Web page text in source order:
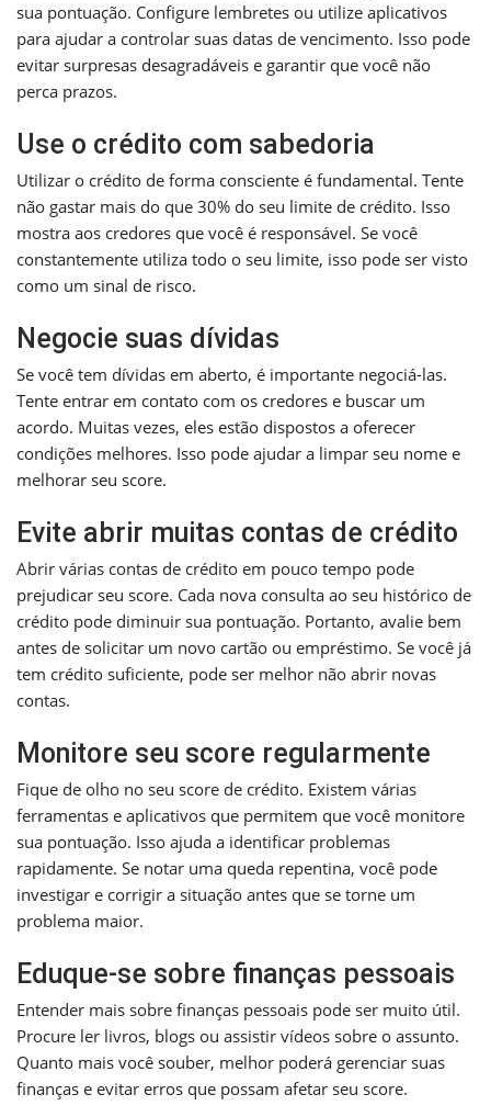
sua pontuação. Configure lembretes ou utilize aplicativos
para ajudar a controlar suas datas de vencimento. Isso pode
evitar surpresas desagradáveis e garantir que você não
perca prazos.
Use o crédito com sabedoria
Utilizar o crédito de forma consciente é fundamental. Tente
não gastar mais do que 30% do seu limite de crédito. Isso
mostra aos credores que você é responsável. Se você
constantemente utiliza todo o seu limite, isso pode ser visto
como um sinal de risco.
Negocie suas dívidas
Se você tem dívidas em aberto, é importante negociá-las.
Tente entrar em contato com os credores e buscar um
acordo. Muitas vezes, eles estão dispostos a oferecer
condições melhores. Isso pode ajudar a limpar seu nome e
melhorar seu score.
Evite abrir muitas contas de crédito
Abrir várias contas de crédito em pouco tempo pode
prejudicar seu score. Cada nova consulta ao seu histórico de
crédito pode diminuir sua pontuação. Portanto, avalie bem
antes de solicitar um novo cartão ou empréstimo. Se você já
tem crédito suficiente, pode ser melhor não abrir novas
contas.
Monitore seu score regularmente
Fique de olho no seu score de crédito. Existem várias
ferramentas e aplicativos que permitem que você monitore
sua pontuação. Isso ajuda a identificar problemas
rapidamente. Se notar uma queda repentina, você pode
investigar e corrigir a situação antes que se torne um
problema maior.
Eduque-se sobre finanças pessoais
Entender mais sobre finanças pessoais pode ser muito útil.
Procure ler livros, blogs ou assistir vídeos sobre o assunto.
Quanto mais você souber, melhor poderá gerenciar suas
finanças e evitar erros que possam afetar seu score.